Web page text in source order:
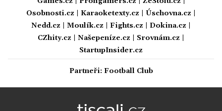
Osobnosti.cz
Karaoketexty.cz Úschovna.cz
Nedd.cz
Moulík.cz Fights.cz Dokina.cz
CZhity.cz
Našepeníze.cz Srovnám.cz
StartupInsider.cz
Partneři: Football Club